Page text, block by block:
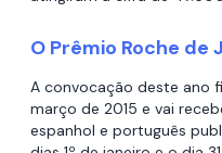
O Prêmio Roche
A convocação deste ano
março de 2015 e vai
espanhol e português